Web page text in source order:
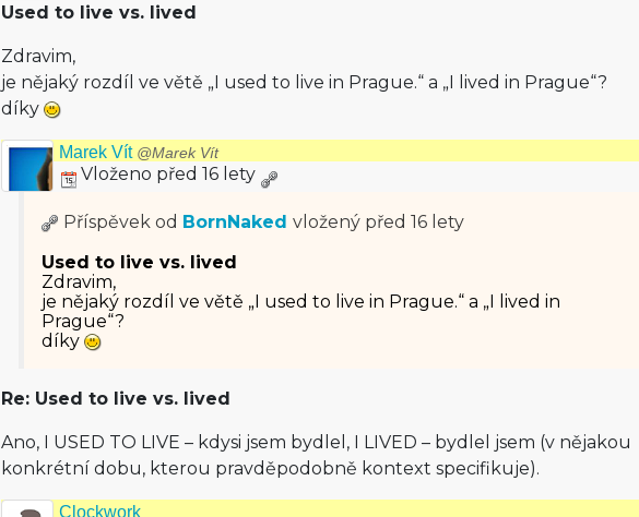
Used to live vs. lived
Zdravim,
je nějaký rozdíl ve větě „I used to live in Prague.“ a „I lived in Prague“?
díky
Marek Vít @Marek Vít
Vloženo před 16 lety
Příspěvek od BornNaked vložený před 16 lety
Used to live vs. lived
Zdravim,
je nějaký rozdíl ve větě „I used to live in Prague.“ a „I lived in
Prague“?
díky
Re: Used to live vs. lived
Ano, I USED TO LIVE – kdysi jsem bydlel, I LIVED – bydlel jsem (v nějakou
konkrétní dobu, kterou pravděpodobně kontext specifikuje).
Clockwork